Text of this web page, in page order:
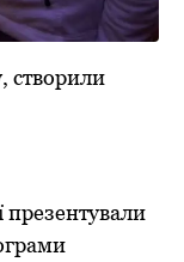
ствoрили
презентували